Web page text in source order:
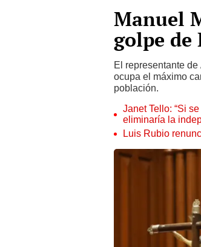
Manuel
golpe de
El representante
ocupa el máximo
población.
Janet Tello: “Si
eliminaría la
Luis Rubio